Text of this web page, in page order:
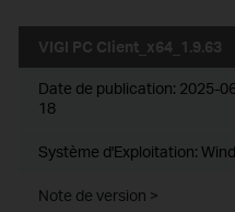
VIGI PC Client_x64_1.9.63
Date de publication: 2025-
18
Système d'Exploitation:
Note de version >